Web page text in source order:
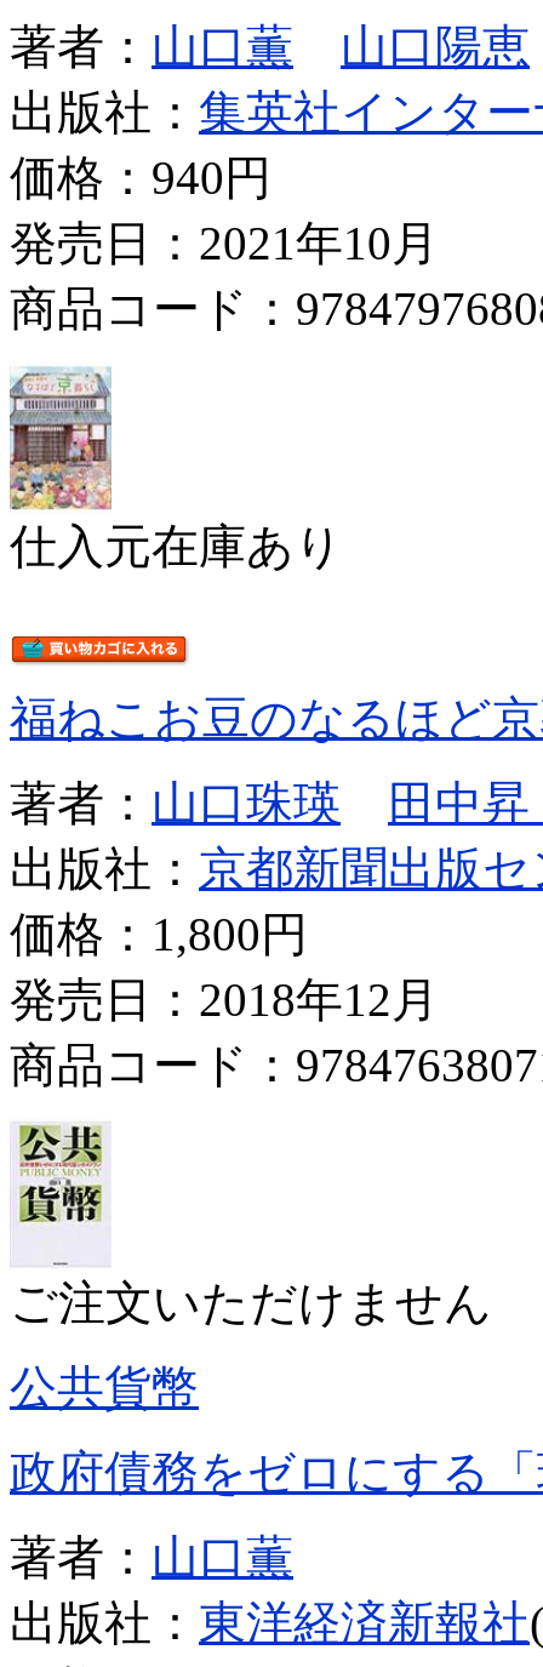
著者： 山口薫
山口陽恵
出版社： 集英社インタ
価格： 940円
発売日：2021年10月
商品コード：
仕入元在庫あり
福ねこお豆のなるほど
著者： 山口珠瑛
田中
出版社： 京都新聞出版
価格： 1,800円
発売日：2018年12月
商品コード：
ご注文いただけません
公共貨幣
政府債務をゼロにする
著者： 山口薫
出版社： 東洋経済新報社